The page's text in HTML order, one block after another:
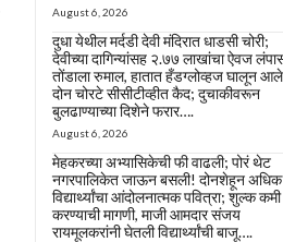
August 6, 2026
दुधा येथील मर्दडी देवी मंदिरात धाडसी चोरी;
देवीच्या दागिन्यांसह २.७७ लाखांचा ऐवज
तोंडाला रुमाल, हातात हँडग्लोव्हज घालून आले
दोन चोरटे सीसीटीव्हीत कैद; दुचाकीवरून
बुलढाण्याच्या दिशेने फरार….
August 6, 2026
मेहकरच्या अभ्यासिकेची फी वाढली; पोरं थेट
नगरपालिकेत जाऊन बसली! दोनशेहून अधिक
विद्यार्थ्यांचा आंदोलनात्मक पवित्रा; शुल्क कमी
करण्याची मागणी, माजी आमदार संजय
रायमूलकरांनी घेतली विद्यार्थ्यांची बाजू….